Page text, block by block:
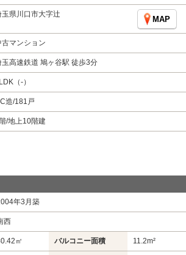
玉県川口市大字辻
MAP
古マンション
玉高速鉄道 鳩ヶ谷駅 徒歩3分
（-）
造/181戸
/地上10階建
年3月築
西
㎡ バルコニー面積 11.2m²